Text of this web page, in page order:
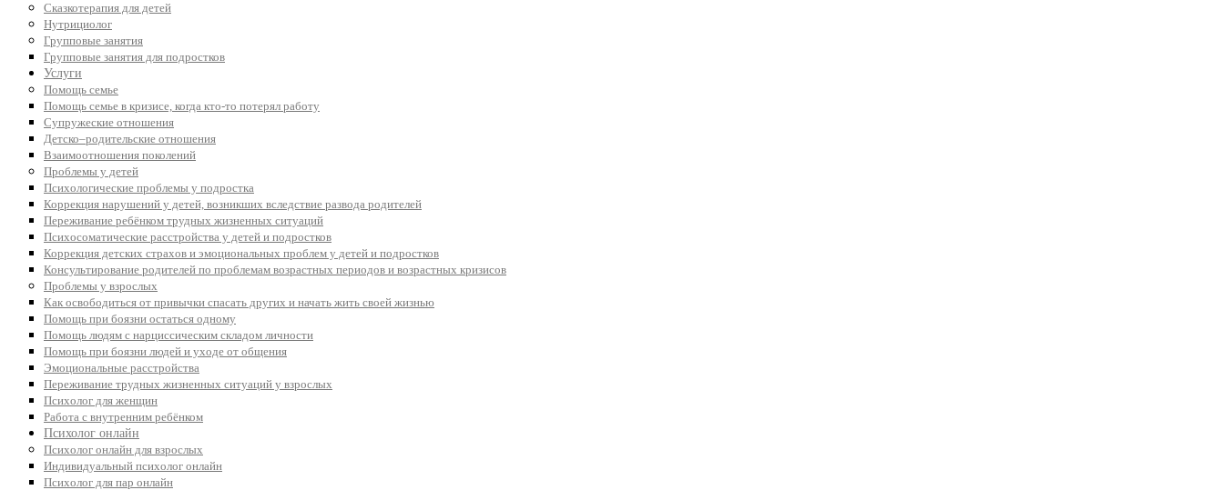
Сказкотерапия для детей
Нутрициолог
Групповые занятия
Групповые занятия для подростков
Услуги
Помощь семье
Помощь семье в кризисе, когда кто-то потерял работу
Супружеские отношения
Детско–родительские отношения
Взаимоотношения поколений
Проблемы у детей
Психологические проблемы у подростка
Коррекция нарушений у детей, возникших вследствие развода родителей
Переживание ребёнком трудных жизненных ситуаций
Психосоматические расстройства у детей и подростков
Коррекция детских страхов и эмоциональных проблем у детей и подростков
Консультирование родителей по проблемам возрастных периодов и возрастных кризисов
Проблемы у взрослых
Как освободиться от привычки спасать других и начать жить своей жизнью
Помощь при боязни остаться одному
Помощь людям с нарциссическим складом личности
Помощь при боязни людей и уходе от общения
Эмоциональные расстройства
Переживание трудных жизненных ситуаций у взрослых
Психолог для женщин
Работа с внутренним ребёнком
Психолог онлайн
Психолог онлайн для взрослых
Индивидуальный психолог онлайн
Психолог для пар онлайн